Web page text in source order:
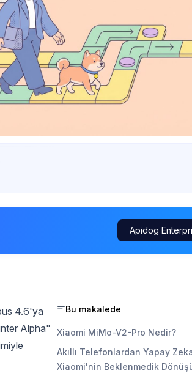
Apidog
4.6'ya
Alpha"
Bu makalede
Xiaomi MiMo-V2-Pro Nedir?
Akıllı Telefonlardan Yapay
Xiaomi'nin Beklenmedik